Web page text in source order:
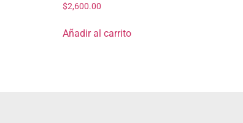
$2,600.00
Añadir al carrito